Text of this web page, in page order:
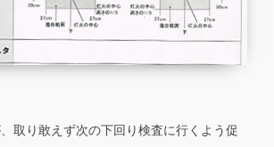
取り敢えず次の下回り検査に行くよう促